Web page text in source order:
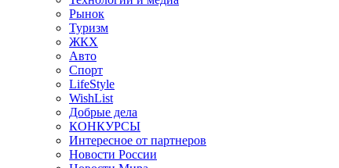
Рынок
Туризм
ЖКХ
Авто
Спорт
LifeStyle
WishList
Добрые дела
КОНКУРСЫ
Интересное от партнеров
Новости России